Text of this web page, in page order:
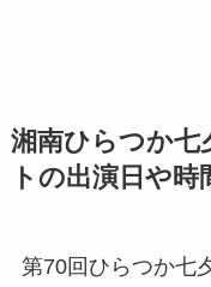
湘南ひらつか七
トの出演日や時
第70回ひらつか七